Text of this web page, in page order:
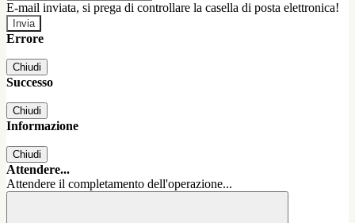
E-mail inviata, si prega di controllare la casella di posta elettronica!
Errore
Chiudi
Successo
Chiudi
Informazione
Chiudi
Attendere...
Attendere il completamento dell'operazione...